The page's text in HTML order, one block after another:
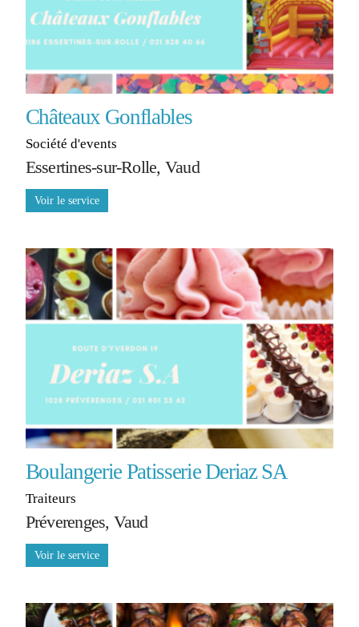
Châteaux Gonflables
Société d'events
Essertines-sur-Rolle, Vaud
Boulangerie Patisserie Deriaz SA
Traiteurs
Préverenges, Vaud